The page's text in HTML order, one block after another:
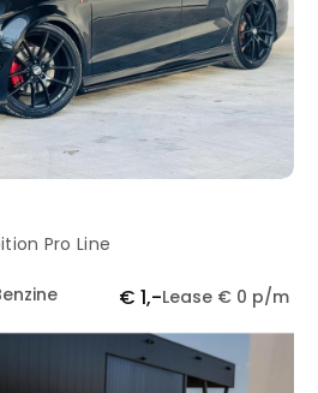
Pro Line
€ 1,-Lease € 0 p/m